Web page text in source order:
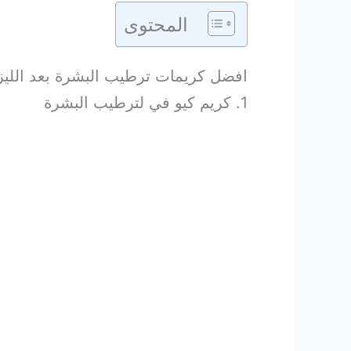
المحتوى
افضل كريمات ترطيب البشرة بعد
1. كريم كيو في لترطيب البشرة